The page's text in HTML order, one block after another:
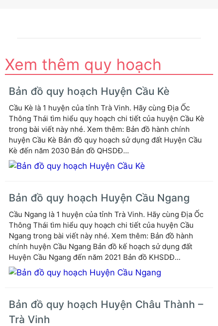
Xem thêm quy hoạch
Bản đồ quy hoạch Huyện Cầu Kè
Cầu Kè là 1 huyện của tỉnh Trà Vinh. Hãy cùng Địa Ốc
Thông Thái tìm hiểu quy hoạch chi tiết của huyện Cầu Kè
trong bài viết này nhé. Xem thêm: Bản đồ hành chính
huyện Cầu Kè Bản đồ quy hoạch sử dụng đất Huyện Cầu
Kè đến năm 2030 Bản đồ QHSDĐ...
Bản đồ quy hoạch Huyện Cầu Ngang
Cầu Ngang là 1 huyện của tỉnh Trà Vinh. Hãy cùng Địa Ốc
Thông Thái tìm hiểu quy hoạch chi tiết của huyện Cầu
Ngang trong bài viết này nhé. Xem thêm: Bản đồ hành
chính huyện Cầu Ngang Bản đồ kế hoạch sử dụng đất
Huyện Cầu Ngang đến năm 2021 Bản đồ KHSDĐ...
Bản đồ quy hoạch Huyện Châu Thành –
Trà Vinh